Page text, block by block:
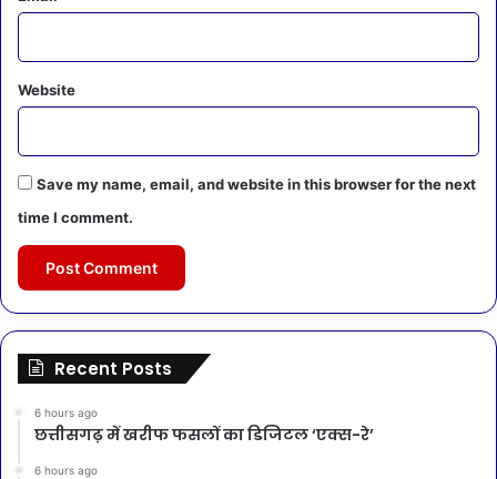
Website
Save my name, email, and website in this browser for the next
time I comment.
Recent Posts
6 hours ago
छत्तीसगढ़ में खरीफ फसलों का डिजिटल ‘एक्स-रे’
6 hours ago